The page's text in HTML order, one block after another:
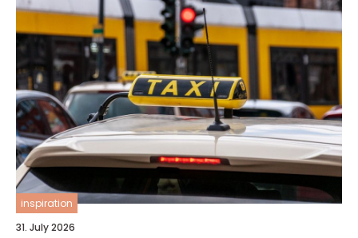
inspiration
31. July 2026